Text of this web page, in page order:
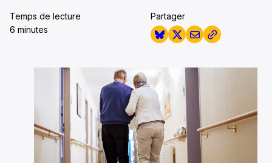
Temps de lecture
6 minutes
Partager